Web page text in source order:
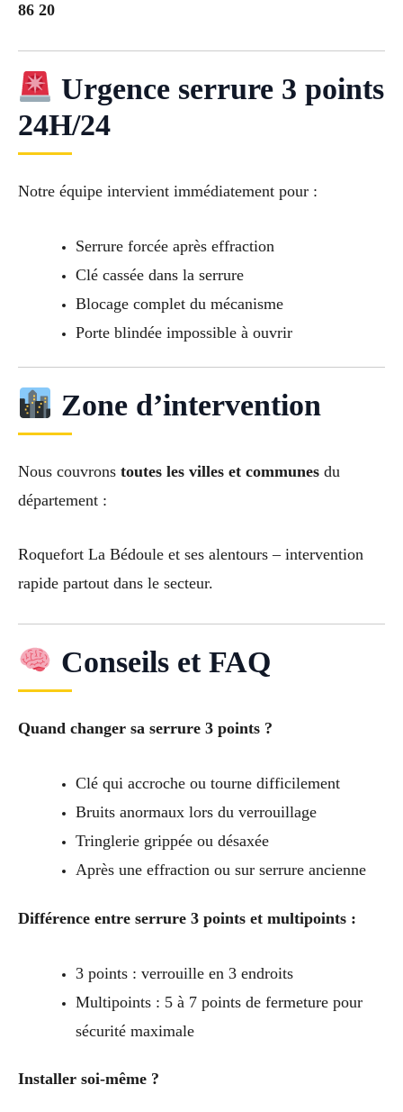
86 20
Urgence serrure 3 points
24H/24
Notre équipe intervient immédiatement pour :
Serrure forcée après effraction
Clé cassée dans la serrure
Blocage complet du mécanisme
Porte blindée impossible à ouvrir
Zone d’intervention
Nous couvrons toutes les villes et communes du
département :
Roquefort La Bédoule et ses alentours – intervention
rapide partout dans le secteur.
Conseils et FAQ
Quand changer sa serrure 3 points ?
Clé qui accroche ou tourne difficilement
Bruits anormaux lors du verrouillage
Tringlerie grippée ou désaxée
Après une effraction ou sur serrure ancienne
Différence entre serrure 3 points et multipoints :
3 points : verrouille en 3 endroits
Multipoints : 5 à 7 points de fermeture pour
sécurité maximale
Installer soi-même ?